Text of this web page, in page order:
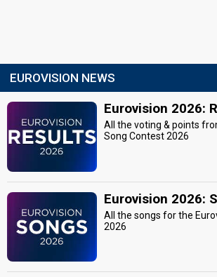
EUROVISION NEWS
Eurovision 2026:
All the voting & points
Song Contest 2026
Eurovision 2026:
All the songs for the
2026